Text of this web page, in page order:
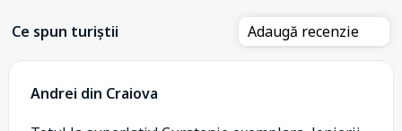
Ce spun turiștii Adaugă recenzie
Andrei din Craiova